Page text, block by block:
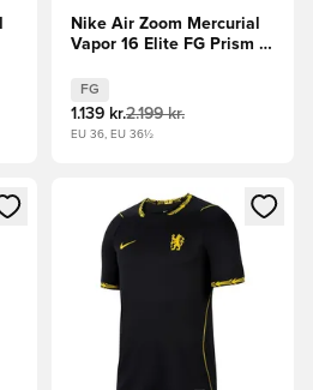
Nike Air Zoom Mercurial
Vapor 16 Elite FG Prism -
FG
1.139 kr.2.199 kr.
EU 36, EU 36½
ind eller tilmelde dig som
Åbner en Modal til at logge